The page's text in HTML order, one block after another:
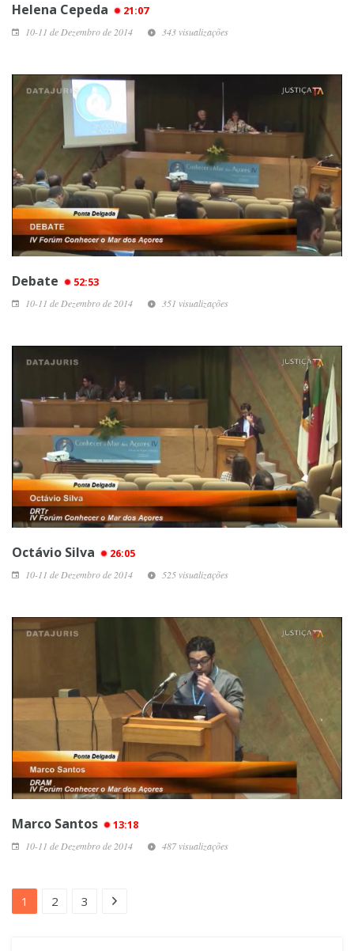
Helena Cepeda 21:07
10-11 de Dezembro de 2014 343 visualizações
Debate 52:53
10-11 de Dezembro de 2014 351 visualizações
Octávio Silva 26:05
10-11 de Dezembro de 2014 525 visualizações
Marco Santos 13:18
10-11 de Dezembro de 2014 487 visualizações
1 2 3